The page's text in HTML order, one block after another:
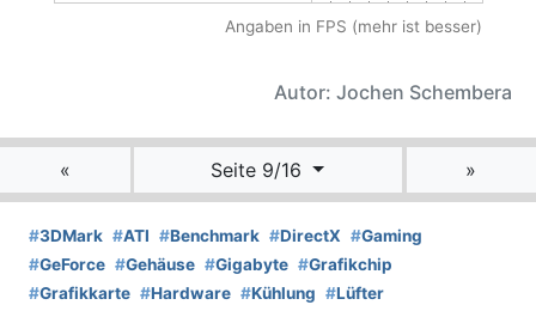
Angaben in FPS (mehr ist besser)
Autor: Jochen Schembera
« Seite 9/16 »
#3DMark #ATI #Benchmark #DirectX #Gaming
#GeForce #Gehäuse #Gigabyte #Grafikchip
#Grafikkarte #Hardware #Kühlung #Lüfter